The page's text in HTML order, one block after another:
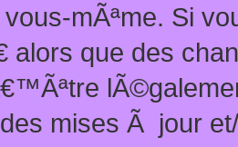
vous-mÃªme. Si
alors que des
mises Ã jour